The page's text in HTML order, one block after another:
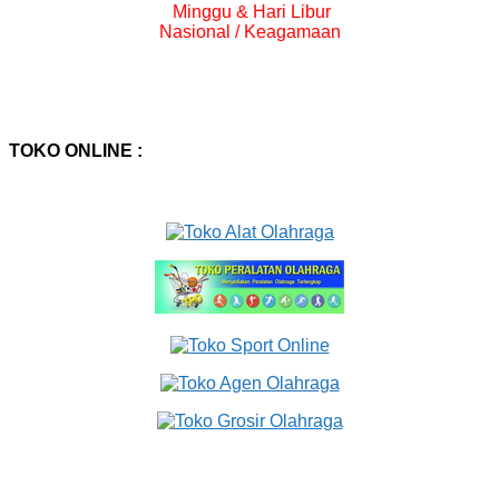
Minggu & Hari Libur
Nasional / Keagamaan
TOKO ONLINE :